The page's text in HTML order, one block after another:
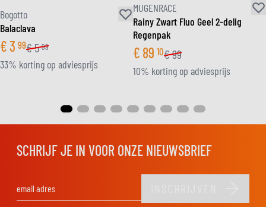
Bogotto
Balaclava
€3 99€5 99
33% korting op adviesprijs
MUGENRACE
Rainy Zwart Fluo Geel 2-delig
Regenpak
€ 89 10€99
10% korting op adviesprijs
SCHRIJF JE IN VOOR ONZE NIEUWSBRIEF